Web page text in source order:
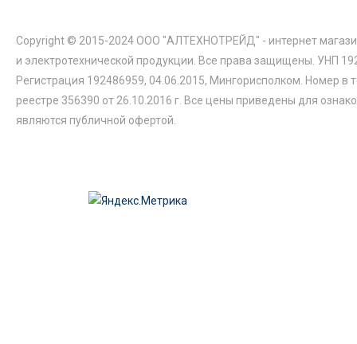
Copyright © 2015-2024 ООО "АЛТЕХНОТРЕЙД" - интернет
и электротехнической продукции. Все права защищены. УНП
Регистрация 192486959, 04.06.2015, Мингорисполком. Номер в
реестре 356390 от 26.10.2016 г. Все цены приведены для
являются публичной офертой.